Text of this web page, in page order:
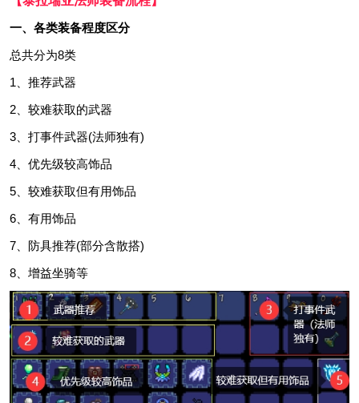
一、各类装备程度区分
总共分为8类
1、推荐武器
2、较难获取的武器
3、打事件武器(法师独有)
4、优先级较高饰品
5、较难获取但有用饰品
6、有用饰品
7、防具推荐(部分含散搭)
8、增益坐骑等